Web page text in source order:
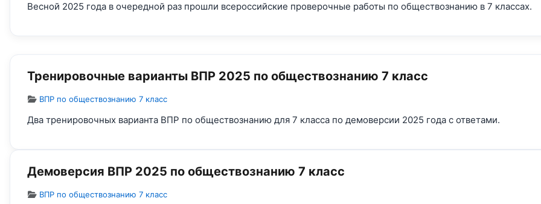
Весной 2025 года в очередной раз прошли всероссийские проверочные работы по обществознанию в 7 классах.
Тренировочные варианты ВПР 2025 по обществознанию 7 класс
Информация о материале
ВПР по обществознанию 7 класс
Два тренировочных варианта ВПР по обществознанию для 7 класса по демоверсии 2025 года с ответами.
Демоверсия ВПР 2025 по обществознанию 7 класс
Информация о материале
ВПР по обществознанию 7 класс